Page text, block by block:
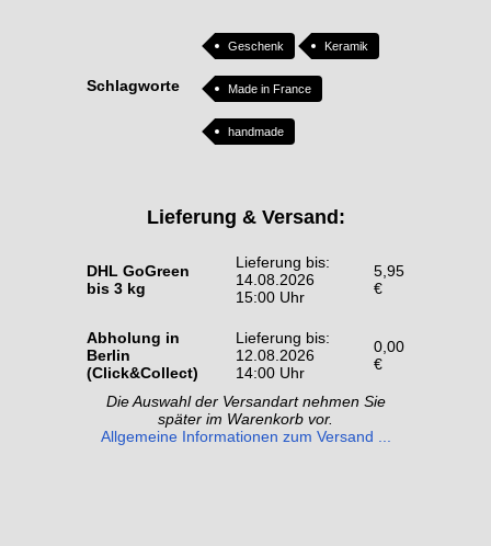
Schlagworte
Geschenk Keramik
Made in France
handmade
Lieferung & Versand:
DHL GoGreen
bis 3 kg
Lieferung bis:
14.08.2026
15:00 Uhr
5,95
€
Abholung in
Berlin
(Click&Collect)
Lieferung bis:
12.08.2026
14:00 Uhr
0,00
€
Die Auswahl der Versandart nehmen Sie
später im Warenkorb vor.
Allgemeine Informationen zum Versand ...